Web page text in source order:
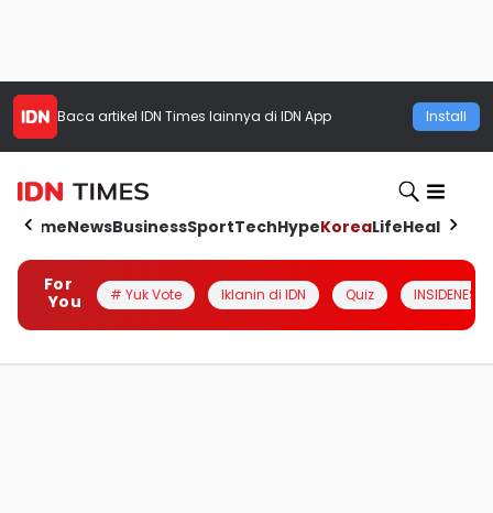
Baca artikel IDN Times lainnya di IDN App Install
HomeNewsBusinessSportTechHypeKoreaLifeHealth
For
You
# Yuk Vote Iklanin di IDN Quiz INSIDENESIA